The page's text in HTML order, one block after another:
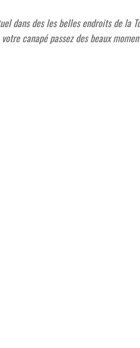
dans des les belles endroits de la
canapé passez des beaux